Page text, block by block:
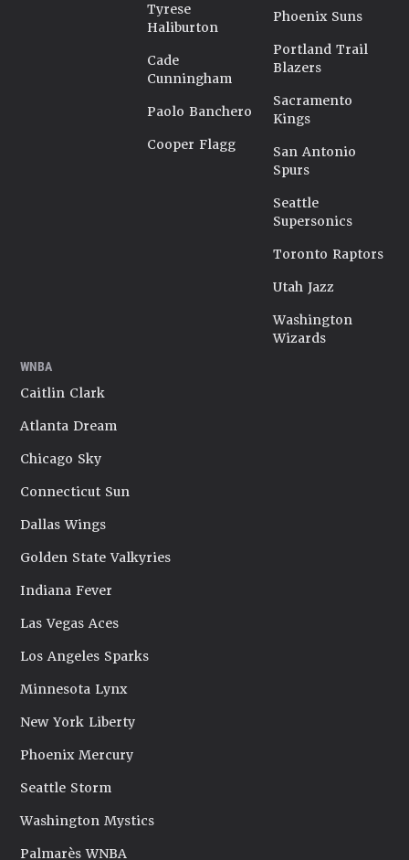
Tyrese
Haliburton
Cade
Cunningham
Paolo Banchero
Cooper Flagg
Phoenix Suns
Portland Trail
Blazers
Sacramento
Kings
San Antonio
Spurs
Seattle
Supersonics
Toronto Raptors
Utah Jazz
Washington
Wizards
WNBA
Caitlin Clark
Atlanta Dream
Chicago Sky
Connecticut Sun
Dallas Wings
Golden State Valkyries
Indiana Fever
Las Vegas Aces
Los Angeles Sparks
Minnesota Lynx
New York Liberty
Phoenix Mercury
Seattle Storm
Washington Mystics
Palmarès WNBA